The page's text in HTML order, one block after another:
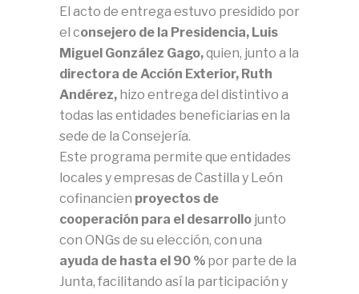
El acto de entrega estuvo presidido por
el consejero de la Presidencia, Luis
Miguel González Gago,quien, junto a la
directora de Acción Exterior, Ruth
Andérez, hizo entrega del distintivo a
todas las entidades beneficiarias en la
sede de la Consejería.
Este programa permite que entidades
locales y empresas de Castilla y León
cofinancien proyectos de
cooperación para el desarrollo junto
con ONGs de su elección, con una
ayuda de hasta el 90 % por parte de la
Junta, facilitando así la participación y